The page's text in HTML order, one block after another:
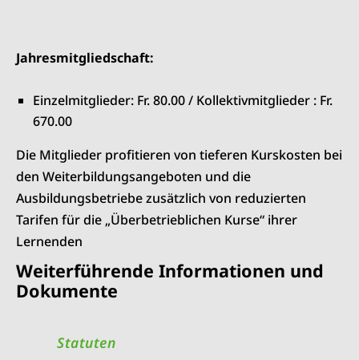
Jahresmitgliedschaft:
Einzelmitglieder: Fr. 80.00 / Kollektivmitglieder : Fr.
670.00
Die Mitglieder profitieren von tieferen Kurskosten bei
den Weiterbildungsangeboten und die
Ausbildungsbetriebe zusätzlich von reduzierten
Tarifen für die „Überbetrieblichen Kurse“ ihrer
Lernenden
Weiterführende Informationen und
Dokumente
Statuten